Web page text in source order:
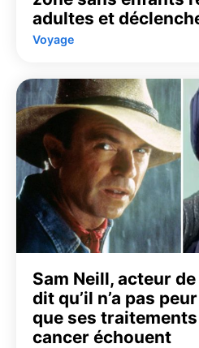
adultes et
Voyage
Sam Neill, acteur
dit qu’il n’a pas
que ses
cancer échouent